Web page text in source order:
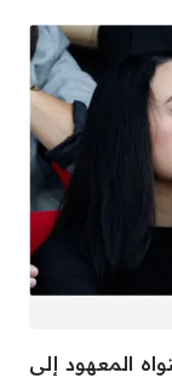
المعهود إلى